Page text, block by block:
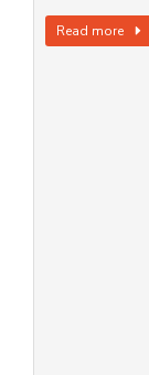
Read more